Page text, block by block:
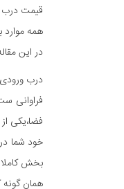
قیمت درب
همه موارد
در این
درب
فراوانی
فضا،یکی
خود شما
بخش
همان